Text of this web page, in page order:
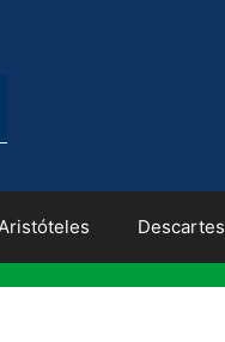
Descartes